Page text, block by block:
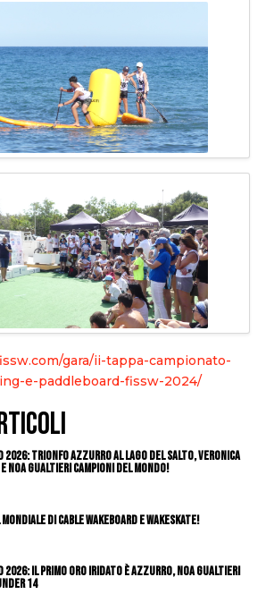
gara/ii-tappa-campionato-
e-paddleboard-fissw-2024/
2026: trionfo azzurro al Lago del Salto, Veronica
Noa Gualtieri campioni del mondo!
di Cable Wakeboard e Wakeskate!
2026: il primo oro iridato è azzurro, Noa Gualtieri
14